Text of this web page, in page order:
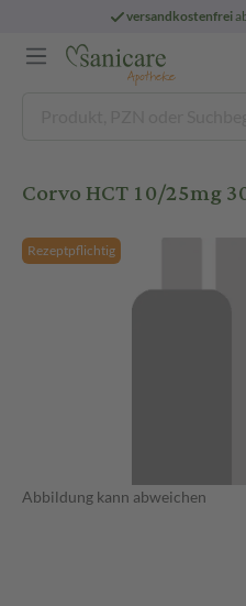
versandkostenfrei
Corvo HCT 10/25mg
Rezeptpflichtig
Abbildung kann abweichen